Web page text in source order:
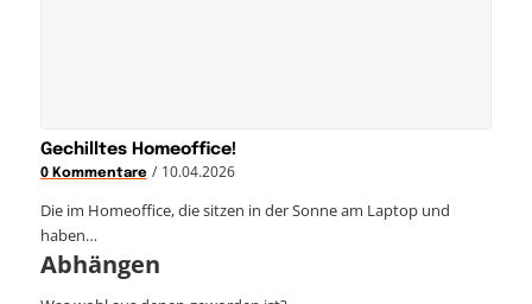
Gechilltes Homeoffice!
0 Kommentare / 10.04.2026
Die im Homeoffice, die sitzen in der Sonne am Laptop und
haben…
Abhängen